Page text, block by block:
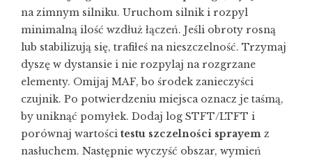
na zimnym silniku. Uruchom silnik i rozpyl
minimalną ilość wzdłuż łączeń. Jeśli obroty rosną
lub stabilizują się, trafiłeś na nieszczelność. Trzymaj
dyszę w dystansie i nie rozpylaj na rozgrzane
elementy. Omijaj MAF, bo środek zanieczyści
czujnik. Po potwierdzeniu miejsca oznacz je taśmą,
by uniknąć pomyłek. Dodaj log STFT/LTFT i
porównaj wartości testu szczelności sprayem z
nasłuchem. Następnie wyczyść obszar, wymień